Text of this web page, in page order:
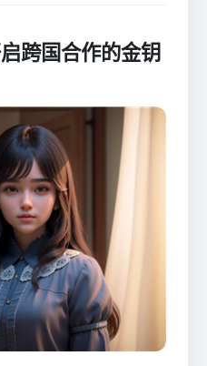
跨国合作的金钥